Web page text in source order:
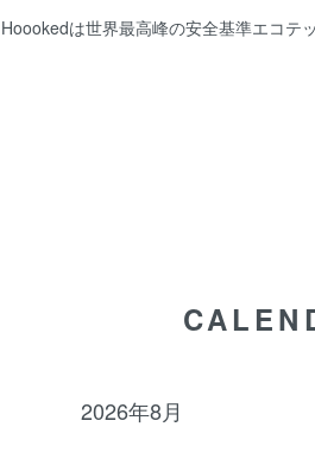
Hoookedは世界最高峰の安全基準エコテ
2026年8月